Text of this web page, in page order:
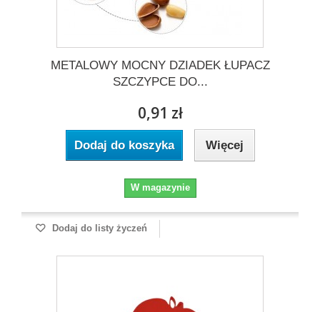
METALOWY MOCNY DZIADEK ŁUPACZ
SZCZYPCE DO...
0,91 zł
Dodaj do koszyka Więcej
W magazynie
Dodaj do listy życzeń